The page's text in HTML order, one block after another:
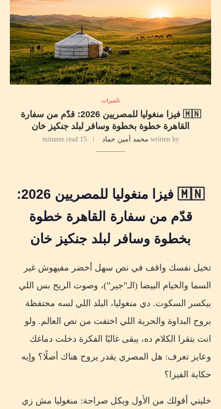
تأشيرات
🇲🇳 فيزا منغوليا للمصريين 2026: قدّم من سفارة
القاهرة خطوة بخطوة وسافر لبلد جنكيز خان
written by محمد أمين حماد 15 minutes read
🇲🇳 فيزا منغوليا للمصريين 2026:
قدّم من سفارة القاهرة خطوة
بخطوة وسافر لبلد جنكيز خان
تخيل نفسك واقف في نص سهل أخضر مفيهوش غير
السما والخيام البيضا (الـ”جير”)، وصوت الريح بس اللي
بيكسر السكوت. دي منغوليا، البلد اللي لسه محتفظة
بروح البداوة والحرية اللي اختفت من نص العالم. ولو
انت بتقرا الكلام ده، يبقى غالبًا الفكرة دخلت دماغك
وعايز تعرف: هل المصري يقدر يروح هناك أصلًا؟ وإيه
حكاية الفيزا؟
خليني أقولك من الأول وبكل صراحة: منغوليا مش زي